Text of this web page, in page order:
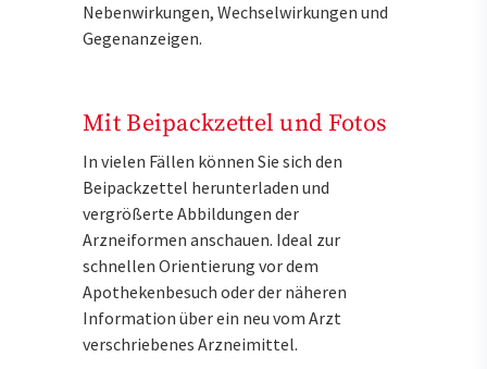
Nebenwirkungen, Wechselwirkungen und
Gegenanzeigen.
Mit Beipackzettel und Fotos
In vielen Fällen können Sie sich den
Beipackzettel herunterladen und
vergrößerte Abbildungen der
Arzneiformen anschauen. Ideal zur
schnellen Orientierung vor dem
Apothekenbesuch oder der näheren
Information über ein neu vom Arzt
verschriebenes Arzneimittel.